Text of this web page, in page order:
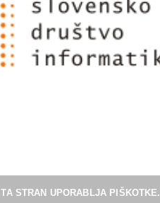
TA STRAN UPORABLJA PIŠKOTKE.